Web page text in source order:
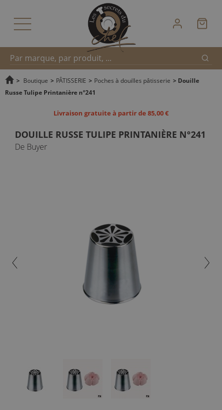
Recherche
> Boutique > PÂTISSERIE > Poches à douilles pâtisserie > Douille
Russe Tulipe Printanière n°241
Livraison gratuite à partir de 85,00 €
DOUILLE RUSSE TULIPE PRINTANIÈRE N°241
De Buyer